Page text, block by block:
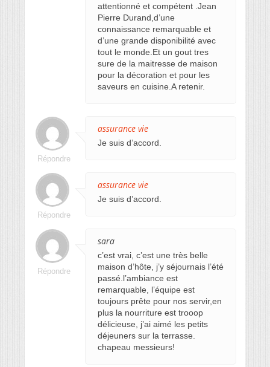
attentionné et compétent .Jean
Pierre Durand,d’une
connaissance remarquable et
d’une grande disponibilité avec
tout le monde.Et un gout tres
sure de la maitresse de maison
pour la décoration et pour les
saveurs en cuisine.A retenir.
assurance vie
Je suis d’accord.
Répondre
assurance vie
Je suis d’accord.
Répondre
sara
c’est vrai, c’est une très belle
maison d’hôte, j’y séjournais l’été
passé.l’ambiance est
remarquable, l’équipe est
toujours prête pour nos servir,en
plus la nourriture est trooop
délicieuse, j’ai aimé les petits
déjeuners sur la terrasse.
chapeau messieurs!
Répondre